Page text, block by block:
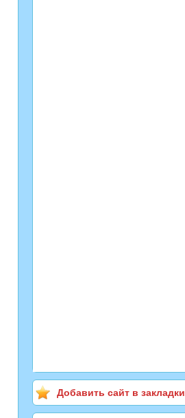
Добавить сайт в закладки